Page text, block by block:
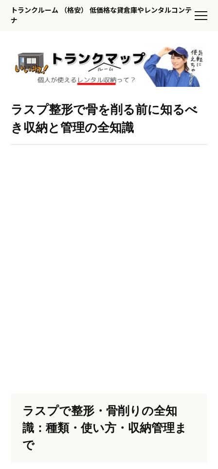
トランクルーム （格安） 低価格な貸倉庫やレンタルコンテ
ナ
ラスプ整形で骨を削る前に知るべ
き収納と管理の全知識
ラスプで整形・骨削りの全知
識：種類・使い方・収納管理ま
で